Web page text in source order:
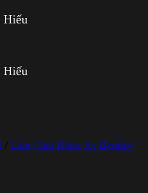
Hiếu
Hiếu
Làm Chìa Khóa Xe Bentley